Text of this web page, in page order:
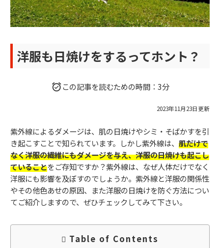
洋服も日焼けをするってホント？
この記事を読むための時間：3分
2023年11月23日更新
紫外線によるダメージは、肌の日焼けやシミ・そばかすを引
き起こすことで知られています。しかし紫外線は、 肌だけで
なく洋服の繊維にもダメージを与え、洋服の日焼けも起こし
ていることをご存知ですか？紫外線は、なぜ人体だけでなく
洋服にも影響を及ぼすのでしょうか。紫外線と洋服の関係性
やその他色あせの原因、また洋服の日焼けを防ぐ方法につい
てご紹介しますので、ぜひチェックしてみて下さい。
Table of Contents